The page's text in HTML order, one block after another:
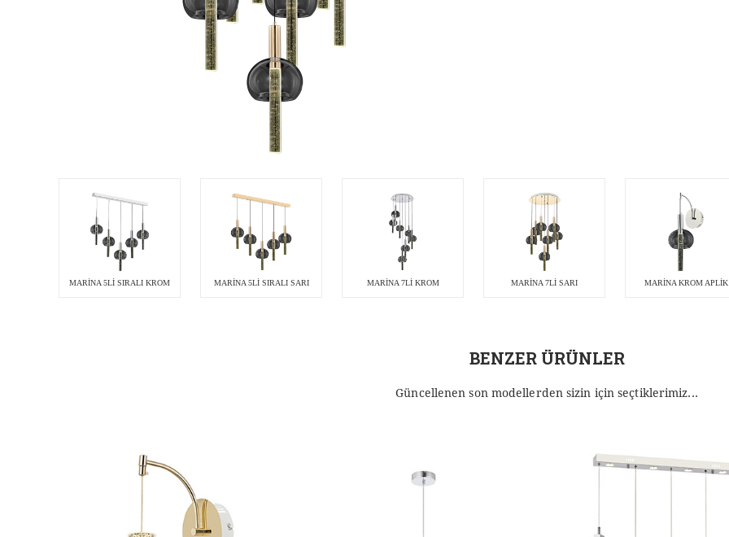
MARİNA 5Lİ SIRALI KROM MARİNA 5Lİ SIRALI SARI MARİNA 7Lİ KROM MARİNA 7Lİ SARI MARİNA KROM APLİK
BENZER ÜRÜNLER
Güncellenen son modellerden sizin için seçtiklerimiz...